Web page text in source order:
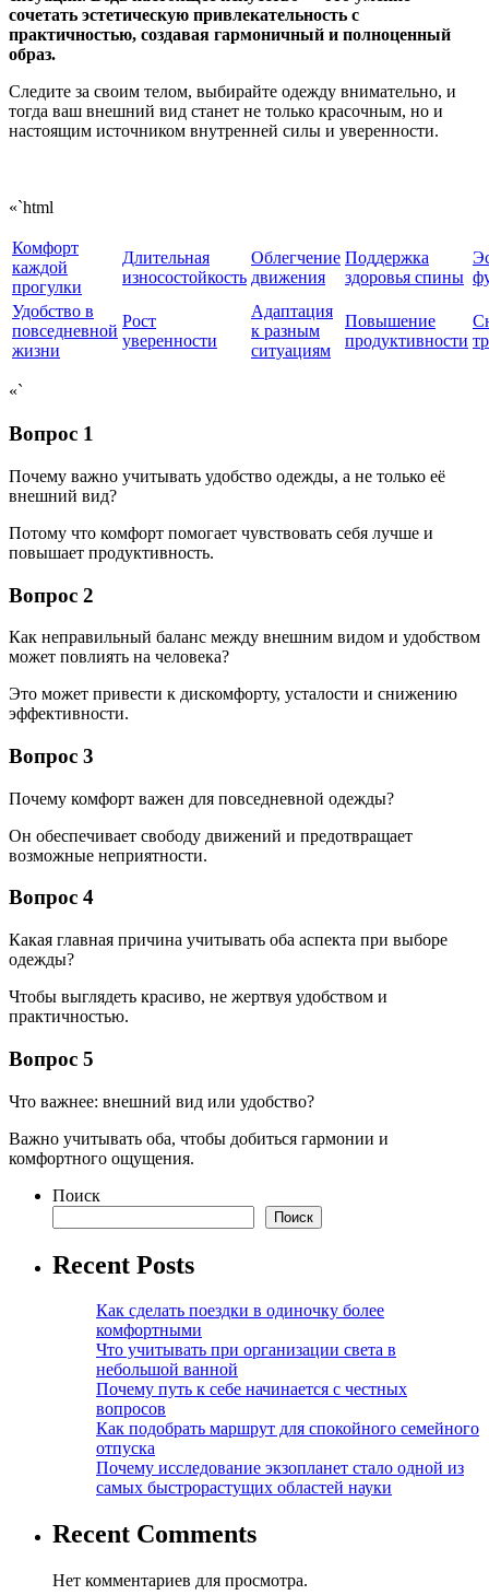
сочетать эстетическую привлекательность с
практичностью, создавая гармоничный и полноценный
образ.
Следите за своим телом, выбирайте одежду внимательно, и
тогда ваш внешний вид станет не только красочным, но и
настоящим источником внутренней силы и уверенности.
«`html
Комфорт
каждой
прогулки
Длительная
износостойкость
Облегчение
движения
Поддержка
здоровья спины
Удобство в
повседневной
жизни
Рост
уверенности
Адаптация
к разным
ситуациям
Повышение
продуктивности
«`
Вопрос 1
Почему важно учитывать удобство одежды, а не только её
внешний вид?
Потому что комфорт помогает чувствовать себя лучше и
повышает продуктивность.
Вопрос 2
Как неправильный баланс между внешним видом и удобством
может повлиять на человека?
Это может привести к дискомфорту, усталости и снижению
эффективности.
Вопрос 3
Почему комфорт важен для повседневной одежды?
Он обеспечивает свободу движений и предотвращает
возможные неприятности.
Вопрос 4
Какая главная причина учитывать оба аспекта при выборе
одежды?
Чтобы выглядеть красиво, не жертвуя удобством и
практичностью.
Вопрос 5
Что важнее: внешний вид или удобство?
Важно учитывать оба, чтобы добиться гармонии и
комфортного ощущения.
Поиск
Поиск
Recent Posts
Как сделать поездки в одиночку более
комфортными
Что учитывать при организации света в
небольшой ванной
Почему путь к себе начинается с честных
вопросов
Как подобрать маршрут для спокойного семейного
отпуска
Почему исследование экзопланет стало одной из
самых быстрорастущих областей науки
Recent Comments
Нет комментариев для просмотра.